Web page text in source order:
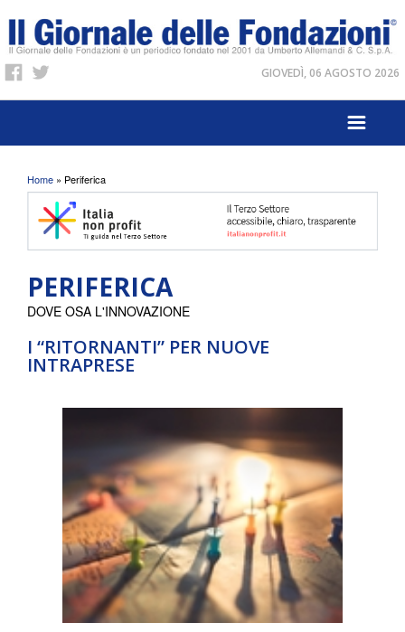
GIOVEDÌ, 06 AGOSTO 2026
Tu sei qui
Home » Periferica
PERIFERICA
I “RITORNANTI” PER NUOVE
INTRAPRESE
DOVE OSA L'INNOVAZIONE